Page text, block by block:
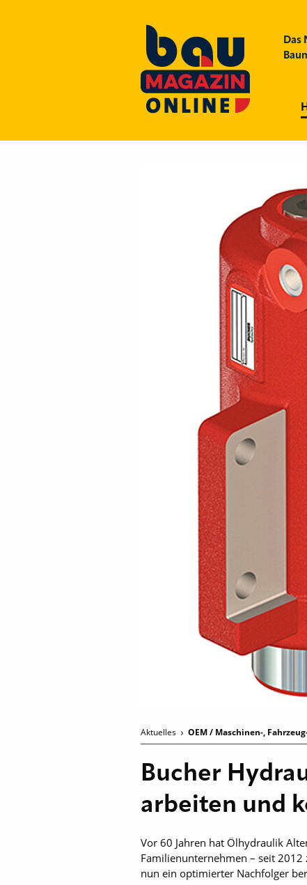
Das
Aktuelles OEM / Maschinen-,
Bucher
arbeiten und
Vor 60 Jahren hat Ölhydraulik
Familienunternehmen – seit
nun ein optimierter Nachfolger